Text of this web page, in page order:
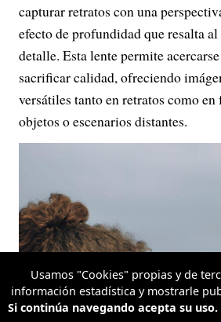
capturar retratos con una
efecto de profundidad que resalta
detalle. Esta lente permite
sacrificar calidad, ofreciendo
versátiles tanto en retratos como
objetos o escenarios distantes.
Usamos "Cookies" propias y de
información estadística y mostrarle
Si continúa navegando acepta su uso.